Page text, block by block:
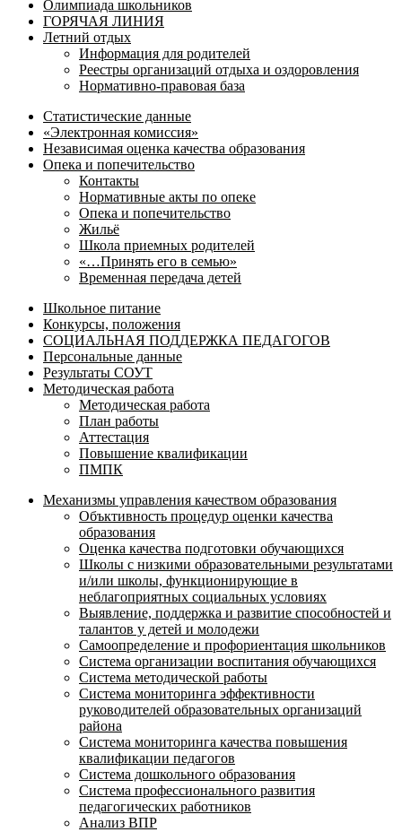
Олимпиада школьников
ГОРЯЧАЯ ЛИНИЯ
Летний отдых
Информация для родителей
Реестры организаций отдыха и оздоровления
Нормативно-правовая база
Статистические данные
«Электронная комиссия»
Независимая оценка качества образования
Опека и попечительство
Контакты
Нормативные акты по опеке
Опека и попечительство
Жильё
Школа приемных родителей
«…Принять его в семью»
Временная передача детей
Школьное питание
Конкурсы, положения
СОЦИАЛЬНАЯ ПОДДЕРЖКА ПЕДАГОГОВ
Персональные данные
Результаты СОУТ
Методическая работа
Методическая работа
План работы
Аттестация
Повышение квалификации
ПМПК
Механизмы управления качеством образования
Объктивность процедур оценки качества
образования
Оценка качества подготовки обучающихся
Школы с низкими образовательными результатами
и/или школы, функционирующие в
неблагоприятных социальных условиях
Выявление, поддержка и развитие способностей и
талантов у детей и молодежи
Самоопределение и профориентация школьников
Система организации воспитания обучающихся
Система методической работы
Система мониторинга эффективности
руководителей образовательных организаций
района
Система мониторинга качества повышения
квалификации педагогов
Система дошкольного образования
Система профессионального развития
педагогических работников
Анализ ВПР